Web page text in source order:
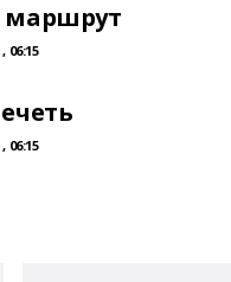
06:15
06:15